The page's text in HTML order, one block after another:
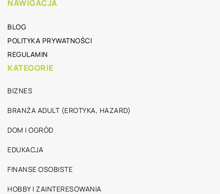
NAWIGACJA
BLOG
POLITYKA PRYWATNOŚCI
REGULAMIN
KATEGORIE
BIZNES
BRANŻA ADULT (EROTYKA, HAZARD)
DOM I OGRÓD
EDUKACJA
FINANSE OSOBISTE
HOBBY I ZAINTERESOWANIA